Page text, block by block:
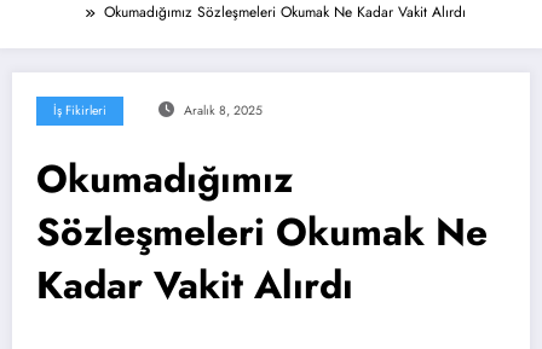
Okumadığımız Sözleşmeleri Okumak Ne Kadar Vakit Alırdı
İş Fikirleri Aralık 8, 2025
Okumadığımız
Sözleşmeleri Okumak Ne
Kadar Vakit Alırdı